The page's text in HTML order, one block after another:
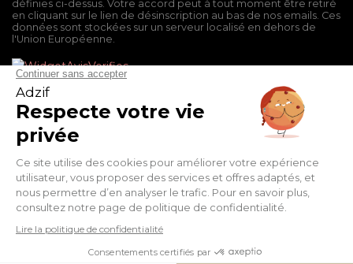
définies ci-dessus. Votre accord peut à tout moment être retiré
en cliquant sur le lien de désinscription au bas de nos emails. Ces
données sont stockées sur un serveur localisé en dehors de
l'Union Européenne.
Conditions générales de vente
Politique de confidentialité
FacebookTwitter